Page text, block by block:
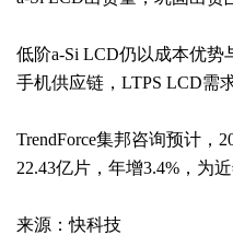
低阶a-Si LCD仍以成本优势
手机供应链，LTPS LCD需
TrendForce集邦咨询预计，
22.43亿片，年增3.4%，为近
来源：快科技